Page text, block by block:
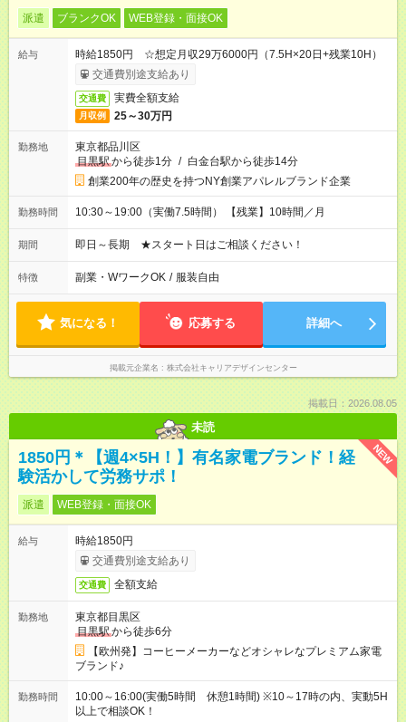
派遣 ブランクOK WEB登録・面接OK
給与
時給1850円 ☆想定月収29万6000円（7.5H×20日+残業10H）
交通費別途支給あり
交通費 実費全額支給
月収例 25～30万円
勤務地
東京都品川区
目黒駅から徒歩1分 / 白金台駅から徒歩14分
創業200年の歴史を持つNY創業アパレルブランド企業
勤務時間 10:30～19:00（実働7.5時間） 【残業】10時間／月
期間 即日～長期 ★スタート日はご相談ください！
特徴 副業・WワークOK / 服装自由
気になる！ 応募する 詳細へ
掲載元企業名 株式会社キャリアデザインセンター
掲載日：2026.08.05
未読
NEW
1850円＊【週4×5H！】有名家電ブランド！経
験活かして労務サポ！
派遣 WEB登録・面接OK
給与
時給1850円
交通費別途支給あり
交通費 全額支給
勤務地
東京都目黒区
目黒駅から徒歩6分
【欧州発】コーヒーメーカーなどオシャレなプレミアム家電
ブランド♪
勤務時間
10:00～16:00(実働5時間 休憩1時間) ※10～17時の内、実動5H
以上で相談OK！